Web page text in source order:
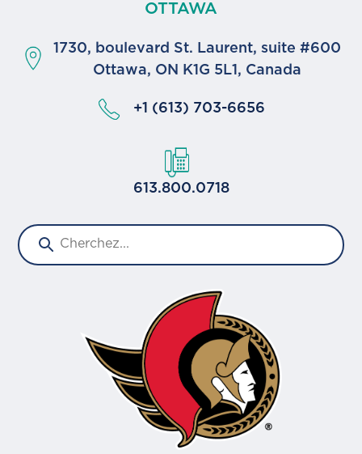
OTTAWA
1730, boulevard St. Laurent, suite #600
Ottawa, ON K1G 5L1, Canada
+1 (613) 703-6656
613.800.0718